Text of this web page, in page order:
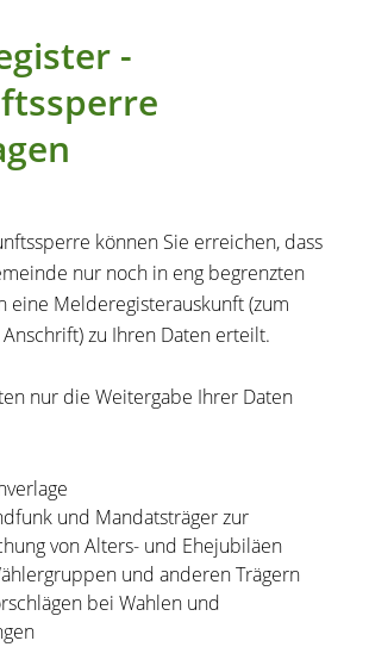
-
können Sie erreichen, dass
nur noch in eng begrenzten
eine Melderegisterauskunft(zum
zu Ihren Daten erteilt.
nur die Weitergabe Ihrer Daten
und Mandatsträger zur
von Alters- und Ehejubiläen
und anderen Trägern
bei Wahlen und